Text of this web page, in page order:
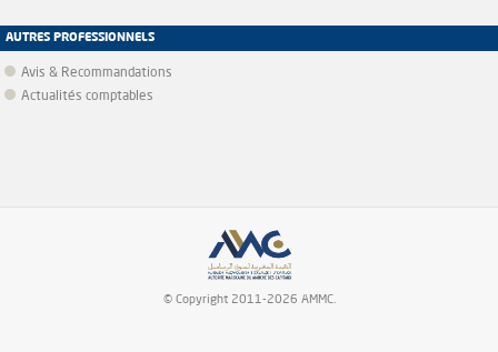
AUTRES PROFESSIONNELS
Avis & Recommandations
Actualités comptables
© Copyright 2011-2026 AMMC.